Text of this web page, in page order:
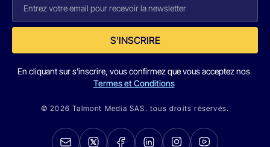
S'INSCRIRE
En cliquant sur s'inscrire, vous confirmez que vous acceptez nos
Termes et Conditions
© 2026 Talmont Media SAS. tous droits réservés.